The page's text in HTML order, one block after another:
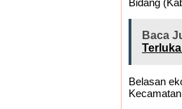
Bidang
Baca
Belasan